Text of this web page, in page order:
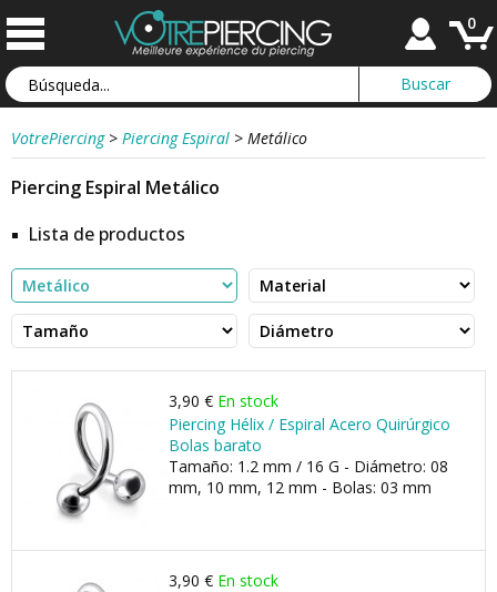
0
VotrePiercing > Piercing Espiral > Metálico
Piercing Espiral Metálico
Lista de productos
3,90 € En stock
Piercing Hélix / Espiral Acero Quirúrgico
Bolas barato
Tamaño: 1.2 mm / 16 G - Diámetro: 08
mm, 10 mm, 12 mm - Bolas: 03 mm
3,90 € En stock